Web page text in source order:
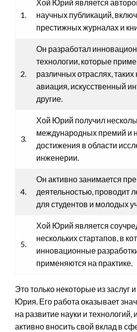
1.
Хой Юрий является
научных публикаций,
престижных журналах и
2.
Он разработал
технологии, которые
различных отраслях, таких
авиация, искусственный
другие.
3.
Хой Юрий получил
международных премий и
достижения в области
инженерии.
4.
Он активно занимается
деятельностью, проводит
для студентов и молодых
5.
Хой Юрий является
нескольких стартапов, в
инновационные
применяются на практике.
Это только некоторые из заслуг
Юрия. Его работа оказывает
на развитие науки и технологий,
активно вносить свой вклад в